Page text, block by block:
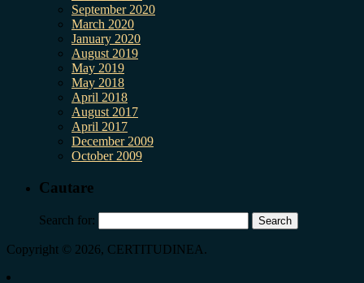
September 2020
March 2020
January 2020
August 2019
May 2019
May 2018
April 2018
August 2017
April 2017
December 2009
October 2009
Cautare
Search for:
Copyright © 2026, CERTITUDINEA.